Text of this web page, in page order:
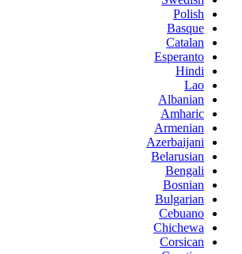
Polish
Basque
Catalan
Esperanto
Hindi
Lao
Albanian
Amharic
Armenian
Azerbaijani
Belarusian
Bengali
Bosnian
Bulgarian
Cebuano
Chichewa
Corsican